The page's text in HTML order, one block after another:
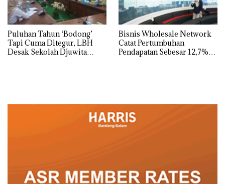
Puluhan Tahun ‘Bodong’
Tapi Cuma Ditegur, LBH
Desak Sekolah Djuwita
Bisnis Wholesale Network
Catat Pertumbuhan
Pendapatan Sebesar 12,7%